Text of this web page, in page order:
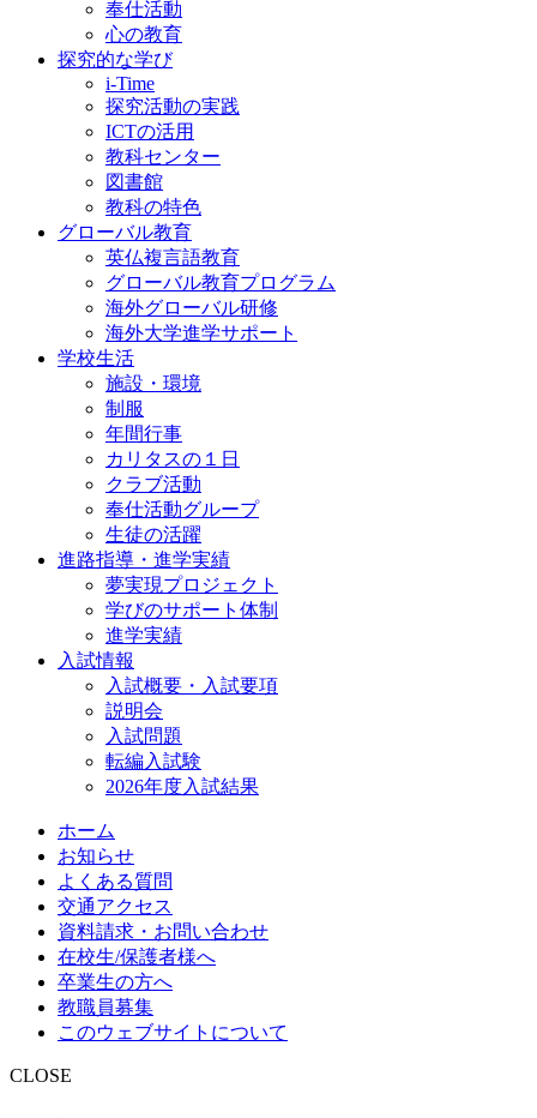
奉仕活動
心の教育
探究的な学び
i-Time
探究活動の実践
ICTの活用
教科センター
図書館
教科の特色
グローバル教育
英仏複言語教育
グローバル教育プログラム
海外グローバル研修
海外大学進学サポート
学校生活
施設・環境
制服
年間行事
カリタスの１日
クラブ活動
奉仕活動グループ
生徒の活躍
進路指導・進学実績
夢実現プロジェクト
学びのサポート体制
進学実績
入試情報
入試概要・入試要項
説明会
入試問題
転編入試験
2026年度入試結果
ホーム
お知らせ
よくある質問
交通アクセス
資料請求・お問い合わせ
在校生/保護者様へ
卒業生の方へ
教職員募集
このウェブサイトについて
CLOSE